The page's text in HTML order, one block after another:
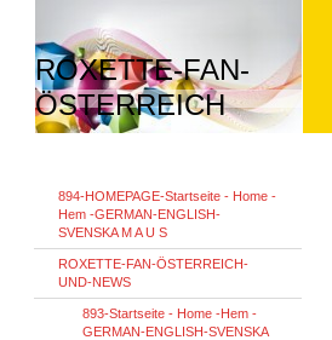
ROXETTE-FAN-
ÖSTERREICH
894-HOMEPAGE-Startseite - Home -
Hem -GERMAN-ENGLISH-
SVENSKA M A U S
ROXETTE-FAN-ÖSTERREICH-
UND-NEWS
893-Startseite - Home -Hem -
GERMAN-ENGLISH-SVENSKA